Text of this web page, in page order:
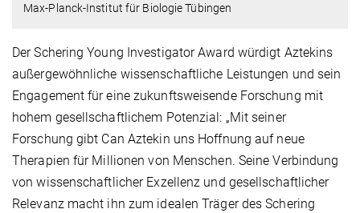
Max-Planck-Institut für Biologie Tübingen
Der Schering Young Investigator Award würdigt Aztekins
außergewöhnliche wissenschaftliche Leistungen und sein
Engagement für eine zukunftsweisende Forschung mit
hohem gesellschaftlichem Potenzial: „Mit seiner
Forschung gibt Can Aztekin uns Hoffnung auf neue
Therapien für Millionen von Menschen. Seine Verbindung
von wissenschaftlicher Exzellenz und gesellschaftlicher
Relevanz macht ihn zum idealen Träger des Schering